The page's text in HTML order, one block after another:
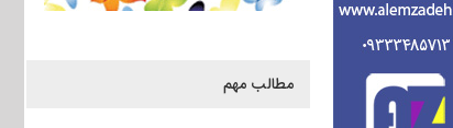
مطالب مهم